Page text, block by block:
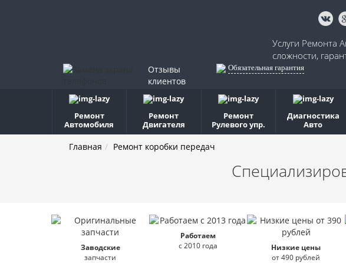
Услуги Ремонта
сложности,
Отзывы
клиентов
Обязательная гарантия
Ремонт
Автомобиля
Ремонт
Двигателя
Ремонт
Рулевого упр.
Диагностика
Авто
Главная Ремонт коробки передач
Заводские
запчасти
Работаем
с 2010 года
Низкие цены
от 490 рублей